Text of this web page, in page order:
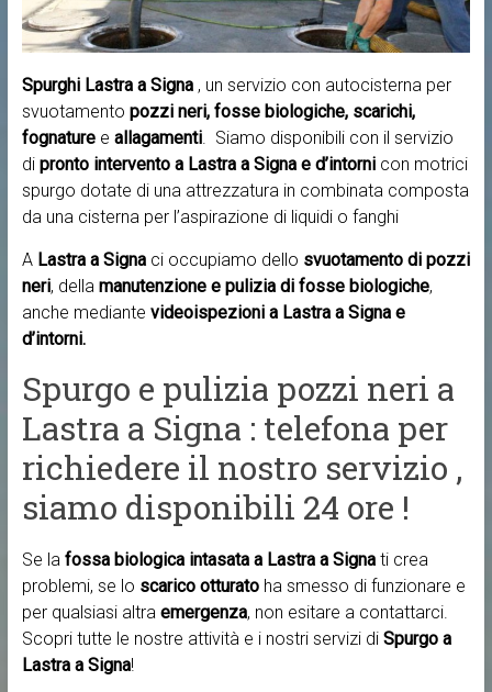
Spurghi Lastra a Signa , un servizio con autocisterna per
svuotamento pozzi neri, fosse biologiche, scarichi,
fognature e allagamenti. Siamo disponibili con il servizio
di pronto intervento a Lastra a Signa e d’intornicon motrici
spurgo dotate di una attrezzatura in combinata composta
da una cisterna per l’aspirazione di liquidi o fanghi
A Lastra a Signa ci occupiamo dello svuotamento di pozzi
neri, della manutenzione e pulizia di fosse biologiche,
anche mediante videoispezioni a Lastra a Signa e
d’intorni.
Spurgo e pulizia pozzi neri a
Lastra a Signa : telefona per
richiedere il nostro servizio ,
siamo disponibili 24 ore !
Se la fossa biologica intasata a Lastra a Signati crea
problemi, se lo scarico otturatoha smesso di funzionare e
per qualsiasi altra emergenza, non esitare a contattarci.
Scopri tutte le nostre attività e i nostri servizi di Spurgo a
Lastra a Signa!